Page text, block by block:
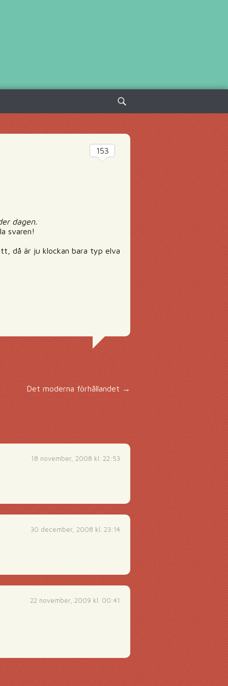
Sök
efter:
dagen.
svaren!
då är ju klockan bara typ elva
153
Det moderna förhållandet→
18 november, 2008 kl. 22:53
30 december, 2008 kl. 23:14
22 november, 2009 kl. 00:41